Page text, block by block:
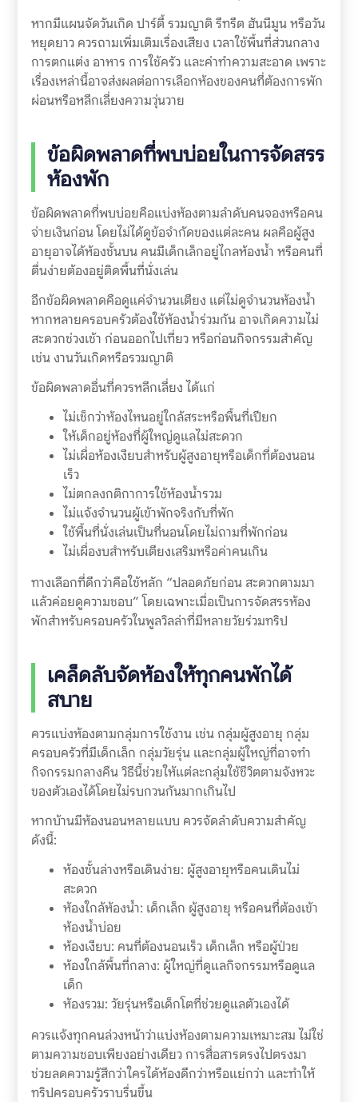
หากมีแผนจัดวันเกิด ปาร์ตี้ รวมญาติ รีทรีต ฮันนีมูน หรือวัน
หยุดยาว ควรถามเพิ่มเติมเรื่องเสียง เวลาใช้พื้นที่ส่วนกลาง
การตกแต่ง อาหาร การใช้ครัว และค่าทำความสะอาด เพราะ
เรื่องเหล่านี้อาจส่งผลต่อการเลือกห้องของคนที่ต้องการพัก
ผ่อนหรือหลีกเลี่ยงความวุ่นวาย
ข้อผิดพลาดที่พบบ่อยในการจัดสรร
ห้องพัก
ข้อผิดพลาดที่พบบ่อยคือแบ่งห้องตามลำดับคนจองหรือคน
จ่ายเงินก่อน โดยไม่ได้ดูข้อจำกัดของแต่ละคน ผลคือผู้สูง
อายุอาจได้ห้องชั้นบน คนมีเด็กเล็กอยู่ไกลห้องน้ำ หรือคนที่
ตื่นง่ายต้องอยู่ติดพื้นที่นั่งเล่น
อีกข้อผิดพลาดคือดูแค่จำนวนเตียง แต่ไม่ดูจำนวนห้องน้ำ
หากหลายครอบครัวต้องใช้ห้องน้ำร่วมกัน อาจเกิดความไม่
สะดวกช่วงเช้า ก่อนออกไปเที่ยว หรือก่อนกิจกรรมสำคัญ
เช่น งานวันเกิดหรือรวมญาติ
ข้อผิดพลาดอื่นที่ควรหลีกเลี่ยง ได้แก่
ไม่เช็กว่าห้องไหนอยู่ใกล้สระหรือพื้นที่เปียก
ให้เด็กอยู่ห้องที่ผู้ใหญ่ดูแลไม่สะดวก
ไม่เผื่อห้องเงียบสำหรับผู้สูงอายุหรือเด็กที่ต้องนอน
เร็ว
ไม่ตกลงกติกาการใช้ห้องน้ำรวม
ไม่แจ้งจำนวนผู้เข้าพักจริงกับที่พัก
ใช้พื้นที่นั่งเล่นเป็นที่นอนโดยไม่ถามที่พักก่อน
ไม่เผื่องบสำหรับเตียงเสริมหรือค่าคนเกิน
ทางเลือกที่ดีกว่าคือใช้หลัก “ปลอดภัยก่อน สะดวกตามมา
แล้วค่อยดูความชอบ” โดยเฉพาะเมื่อเป็นการจัดสรรห้อง
พักสำหรับครอบครัวในพูลวิลล่าที่มีหลายวัยร่วมทริป
เคล็ดลับจัดห้องให้ทุกคนพักได้
สบาย
ควรแบ่งห้องตามกลุ่มการใช้งาน เช่น กลุ่มผู้สูงอายุ กลุ่ม
ครอบครัวที่มีเด็กเล็ก กลุ่มวัยรุ่น และกลุ่มผู้ใหญ่ที่อาจทำ
กิจกรรมกลางคืน วิธีนี้ช่วยให้แต่ละกลุ่มใช้ชีวิตตามจังหวะ
ของตัวเองได้โดยไม่รบกวนกันมากเกินไป
หากบ้านมีห้องนอนหลายแบบ ควรจัดลำดับความสำคัญ
ดังนี้:
ห้องชั้นล่างหรือเดินง่าย: ผู้สูงอายุหรือคนเดินไม่
สะดวก
ห้องใกล้ห้องน้ำ: เด็กเล็ก ผู้สูงอายุ หรือคนที่ต้องเข้า
ห้องน้ำบ่อย
ห้องเงียบ: คนที่ต้องนอนเร็ว เด็กเล็ก หรือผู้ป่วย
ห้องใกล้พื้นที่กลาง: ผู้ใหญ่ที่ดูแลกิจกรรมหรือดูแล
เด็ก
ห้องรวม: วัยรุ่นหรือเด็กโตที่ช่วยดูแลตัวเองได้
ควรแจ้งทุกคนล่วงหน้าว่าแบ่งห้องตามความเหมาะสม ไม่ใช่
ตามความชอบเพียงอย่างเดียว การสื่อสารตรงไปตรงมา
ช่วยลดความรู้สึกว่าใครได้ห้องดีกว่าหรือแย่กว่า และทำให้
ทริปครอบครัวราบรื่นขึ้น